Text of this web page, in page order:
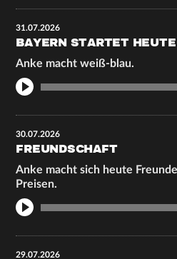
31.07.2026
BAYERN STARTET
Anke macht weiß-blau.
30.07.2026
FREUNDSCHAFT
Anke macht sich heute
Preisen.
29.07.2026